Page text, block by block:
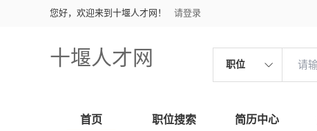
您好，欢迎来到十堰人才网！ 请登录
十堰人才网 职位
首页 职位搜索 简历中心